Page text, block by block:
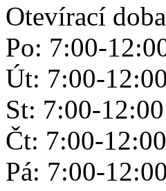
Otevírací
Po: 7:00-
Út: 7:00-12:00
St: 7:00-
Čt: 7:00-12:00
Pá: 7:00-